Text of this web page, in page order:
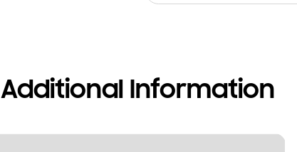
Additional Information